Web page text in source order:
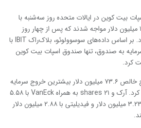
۱۱ صندوق اسپات بیت کوین در ایالات متحده روز سه‌شنبه با
خروج سرمایه خالص ۱۸.۳ میلیون دلار مواجه شدند که پس از چهار روز
متوالی ورود سرمایه رخ داد. بر اساس داده‌های سوسوولوئو، بلاک‌راک IBIT با
دلار سرمایه به صندوق، تنها صندوق اسپات بیت کوین
کرد.
گری‌اسکیل GBTC با خروج خالص ۷۳.۶ میلیون دلار بیشترین خروج سرمایه
را در بین صندوق‌ها تجربه کرد. آرک و ۲۱ shares به همراه VanEck با ۵.۵۸
میلیون دلار، و بیت‌وایز با ۳.۲۳ میلیون دلار و فیدیلیتی با ۲.۸۸ میلیون دلار